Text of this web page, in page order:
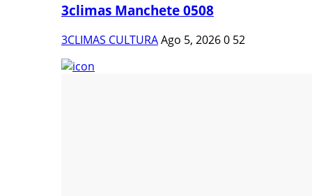
3climas Manchete 0508
3CLIMAS CULTURAAgo 5, 20260 52